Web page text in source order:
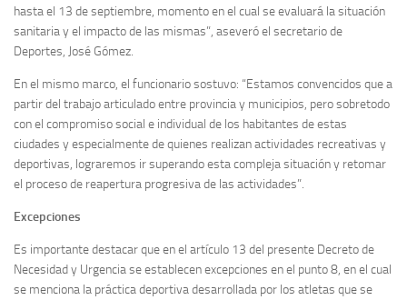
hasta el 13 de septiembre, momento en el cual se evaluará la situación
sanitaria y el impacto de las mismas”, aseveró el secretario de
Deportes, José Gómez.
En el mismo marco, el funcionario sostuvo: “Estamos convencidos que a
partir del trabajo articulado entre provincia y municipios, pero sobretodo
con el compromiso social e individual de los habitantes de estas
ciudades y especialmente de quienes realizan actividades recreativas y
deportivas, lograremos ir superando esta compleja situación y retomar
el proceso de reapertura progresiva de las actividades”.
Excepciones
Es importante destacar que en el artículo 13 del presente Decreto de
Necesidad y Urgencia se establecen excepciones en el punto 8, en el cual
se menciona la práctica deportiva desarrollada por los atletas que se